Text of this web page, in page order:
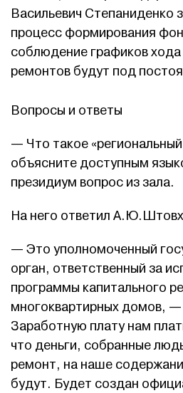
Васильевич Степаниденко
процесс формирования
соблюдение графиков хода
ремонтов будут под
Вопросы и ответы
— Что такое
объясните доступным
президиум вопрос из зала.
На него ответил
— Это уполномоченный
орган, ответственный за
программы капитального
многоквартирных домов,
Заработную плату нам
что деньги, собранные
ремонт, на наше
будут. Будет создан